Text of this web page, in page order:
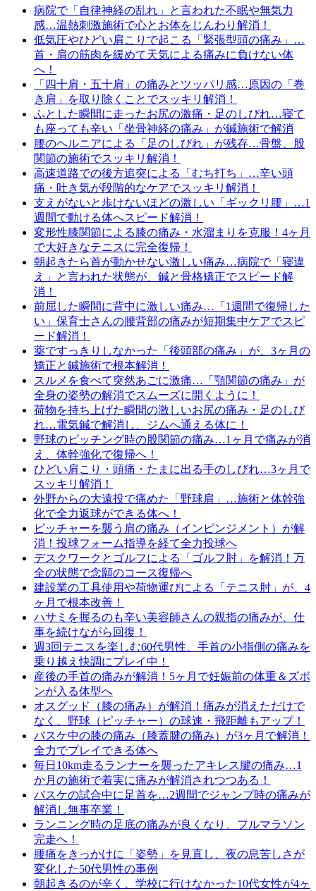
病院で「自律神経の乱れ」と言われた不眠や無気力
感…温熱刺激施術で心とお体をじんわり解消！
低気圧やひどい肩こりで起こる「緊張型頭の痛み」…
首・肩の筋肉を緩めて天気による痛みに負けない体
へ！
「四十肩・五十肩」の痛みとツッパリ感…原因の「巻
き肩」を取り除くことでスッキリ解消！
ふとした瞬間に走ったお尻の激痛・足のしびれ…寝て
も座っても辛い「坐骨神経の痛み」が鍼施術で解消
腰のヘルニアによる「足のしびれ」が残存…骨盤、股
関節の施術でスッキリ解消！
高速道路での後方追突による「むち打ち」…辛い頭
痛・吐き気が段階的なケアでスッキリ解消！
支えがないと歩けないほどの激しい「ギックリ腰」…1
週間で動ける体へスピード解消！
変形性膝関節による膝の痛み・水溜まりを克服！4ヶ月
で大好きなテニスに完全復帰！
朝起きたら首が動かせない激しい痛み…病院で「寝違
え」と言われた状態が、鍼と骨格矯正でスピード解
消！
前屈した瞬間に背中に激しい痛み…「1週間で復帰した
い」保育士さんの腰背部の痛みが短期集中ケアでスピ
ード解消！
薬ですっきりしなかった「後頭部の痛み」が、3ヶ月の
矯正と鍼施術で根本解消！
スルメを食べて突然あごに激痛…「顎関節の痛み」が
全身の姿勢の解消でスムーズに開くように！
荷物を持ち上げた瞬間の激しいお尻の痛み・足のしび
れ…電気鍼で解消し、ジムへ通える体に！
野球のピッチング時の股関節の痛み…1ヶ月で痛みが消
え、体幹強化で復帰へ！
ひどい肩こり・頭痛・たまに出る手のしびれ…3ヶ月で
スッキリ解消！
外野からの大遠投で痛めた「野球肩」…施術と体幹強
化で全力返球ができる体へ！
ピッチャーを襲う肩の痛み（インピンジメント）が解
消！投球フォーム指導を経て全力投球へ
デスクワークとゴルフによる「ゴルフ肘」を解消！万
全の状態で念願のコース復帰へ
建設業の工具使用や荷物運びによる「テニス肘」が、4
ヶ月で根本改善！
ハサミを握るのも辛い美容師さんの親指の痛みが、仕
事を続けながら回復！
週3回テニスを楽しむ60代男性、手首の小指側の痛みを
乗り越え快調にプレイ中！
産後の手首の痛みが解消！5ヶ月で妊娠前の体重＆ズボ
ンが入る体型へ
オスグッド（膝の痛み）が解消！痛みが消えただけで
なく、野球（ピッチャー）の球速・飛距離もアップ！
バスケ中の膝の痛み（膝蓋腱の痛み）が3ヶ月で解消！
全力でプレイできる体へ
毎日10km走るランナーを襲ったアキレス腱の痛み…1
か月の施術で着実に痛みが解消されつつある！
バスケの試合中に足首を…2週間でジャンプ時の痛みが
解消し無事卒業！
ランニング時の足底の痛みが良くなり、フルマラソン
完走へ！
腰痛をきっかけに「姿勢」を見直し、夜の息苦しさが
変化した50代男性の事例
朝起きるのが辛く、学校に行けなかった10代女性が4ヶ